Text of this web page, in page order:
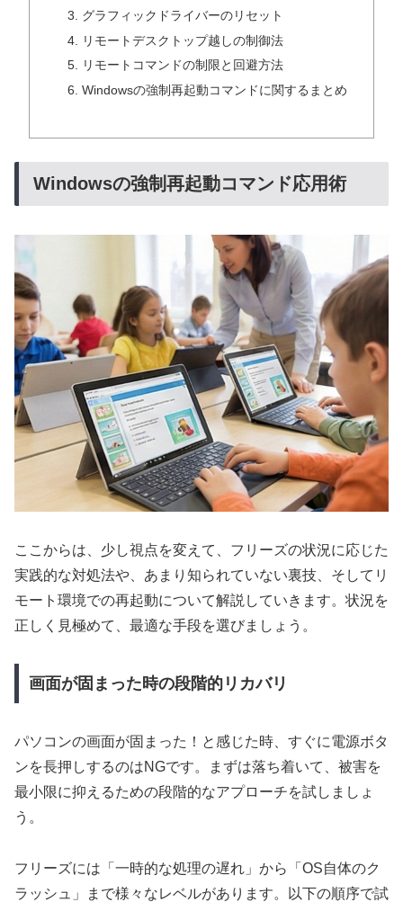
グラフィックドライバーのリセット
リモートデスクトップ越しの制御法
リモートコマンドの制限と回避方法
Windowsの強制再起動コマンドに関するまとめ
Windowsの強制再起動コマンド応用術
ここからは、少し視点を変えて、フリーズの状況に応じた
実践的な対処法や、あまり知られていない裏技、そしてリ
モート環境での再起動について解説していきます。状況を
正しく見極めて、最適な手段を選びましょう。
画面が固まった時の段階的リカバリ
パソコンの画面が固まった！と感じた時、すぐに電源ボタ
ンを長押しするのはNGです。まずは落ち着いて、被害を
最小限に抑えるための段階的なアプローチを試しましょ
う。
フリーズには「一時的な処理の遅れ」から「OS自体のク
ラッシュ」まで様々なレベルがあります。以下の順序で試